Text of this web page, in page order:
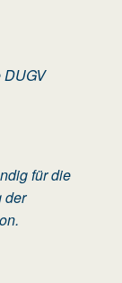
DUGV
für die
der